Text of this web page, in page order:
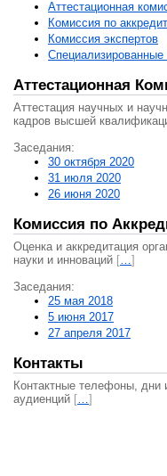
Аттестационная
Комиссия по
Комиссия экспертов
Аттестационная
Аттестация научных и
кадров высшей
Заседания:
30 октября 2020
31 июля 2020
26 июня 2020
Комиссия по
Оценка и аккредитация
науки и инноваций […]
Заседания:
25 мая 2018
5 июня 2017
27 апреля 2017
Контакты
Контактные телефоны, дни
аудиенций […]